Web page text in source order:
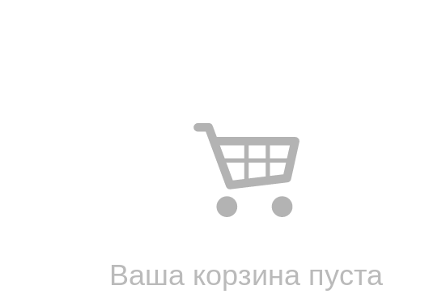
Ваша корзина пуста